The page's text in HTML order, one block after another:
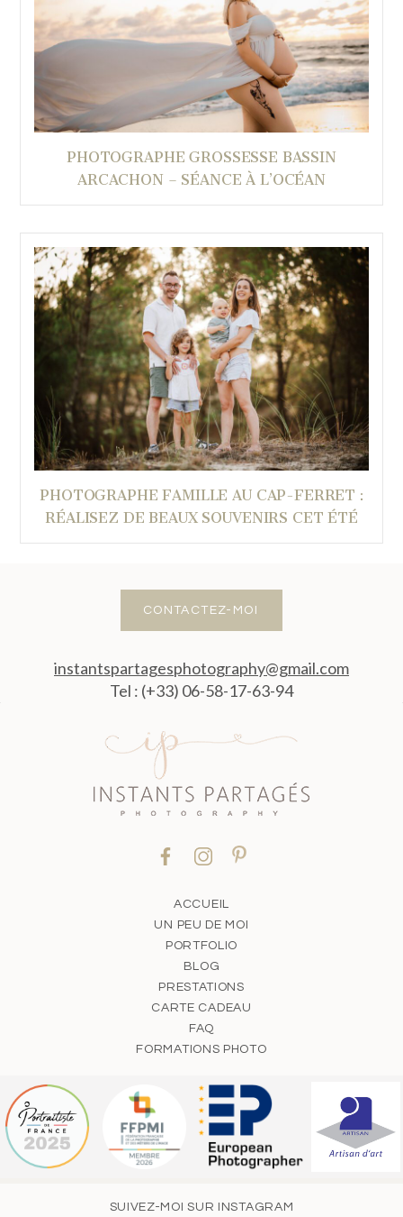
PHOTOGRAPHE GROSSESSE BASSIN
ARCACHON – SÉANCE À L’OCÉAN
PHOTOGRAPHE FAMILLE AU CAP-FERRET :
RÉALISEZ DE BEAUX SOUVENIRS CET ÉTÉ
CONTACTEZ-MOI
instantspartagesphotography@gmail.com
Tel : (+33) 06-58-17-63-94
ACCUEIL
UN PEU DE MOI
PORTFOLIO
BLOG
PRESTATIONS
CARTE CADEAU
FAQ
FORMATIONS PHOTO
SUIVEZ-MOI SUR INSTAGRAM